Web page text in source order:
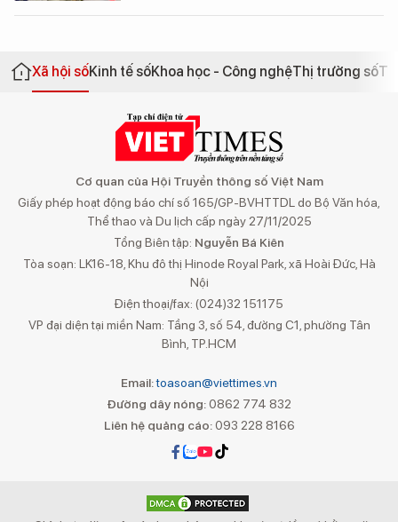
Xã hội sốKinh tế sốKhoa học - Công nghệThị trường số
Cơ quan của Hội Truyền thông số Việt Nam
Giấy phép hoạt động báo chí số 165/GP-BVHTTDL do Bộ Văn hóa,
Thể thao và Du lịch cấp ngày 27/11/2025
Tổng Biên tập: Nguyễn Bá Kiên
Tòa soạn: LK16-18, Khu đô thị Hinode Royal Park, xã Hoài Đức, Hà
Nội
Điện thoại/fax: (024)32 151175
VP đại diện tại miền Nam: Tầng 3, số 54, đường C1, phường Tân
Bình, TP.HCM
Email:toasoan@viettimes.vn
Đường dây nóng: 0862 774 832
Liên hệ quảng cáo:093 228 8166